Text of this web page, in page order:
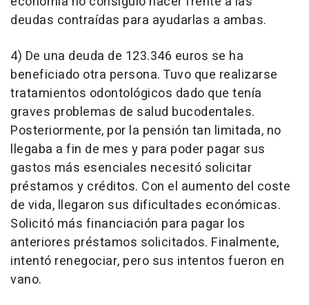
deudas contraídas para ayudarlas a ambas.
4) De una deuda de 123.346 euros se ha
beneficiado otra persona. Tuvo que realizarse
tratamientos odontológicos dado que tenía
graves problemas de salud bucodentales.
Posteriormente, por la pensión tan limitada, no
llegaba a fin de mes y para poder pagar sus
gastos más esenciales necesitó solicitar
préstamos y créditos. Con el aumento del coste
de vida, llegaron sus dificultades económicas.
Solicitó más financiación para pagar los
anteriores préstamos solicitados. Finalmente,
intentó renegociar, pero sus intentos fueron en
vano.